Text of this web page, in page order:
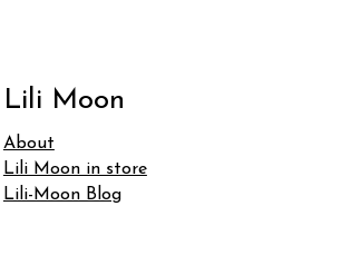
Lili Moon
About
Lili Moon in store
Lili-Moon Blog